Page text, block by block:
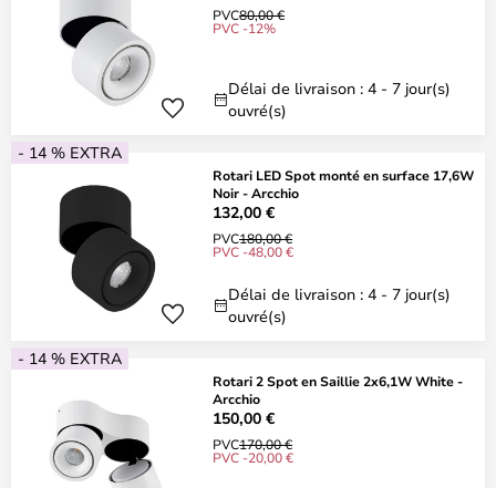
PVC80,00 €
PVC -12%
Délai de livraison : 4 - 7 jour(s)
ouvré(s)
- 14 % EXTRA
Rotari LED Spot monté en surface 17,6W
Noir - Arcchio
132,00 €
PVC180,00 €
PVC -48,00 €
Délai de livraison : 4 - 7 jour(s)
ouvré(s)
- 14 % EXTRA
Rotari 2 Spot en Saillie 2x6,1W White -
Arcchio
150,00 €
PVC170,00 €
PVC -20,00 €